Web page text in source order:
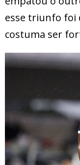
esse triunfo foi
costuma ser